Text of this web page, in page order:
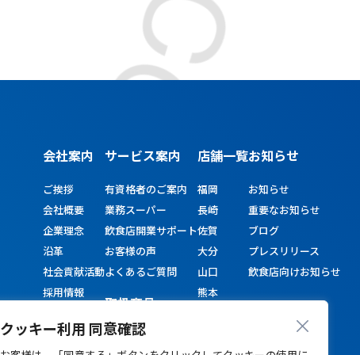
クッキー利用 同意確認
会社案内
ご挨拶
会社概要
企業理念
沿革
社会貢献活動
採用情報
サービス案内
有資格者のご案内
業務スーパー
飲食店開業サポート
お客様の声
よくあるご質問
取扱商品
店舗一覧
福岡
長崎
佐賀
大分
山口
熊本
お知らせ
お知らせ
重要なお知らせ
ブログ
プレスリリース
飲食店向けお知らせ